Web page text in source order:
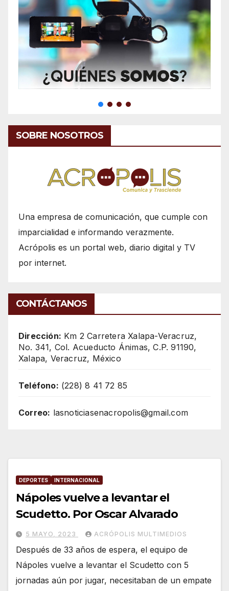
SOBRE NOSOTROS
Una empresa de comunicación, que cumple con
imparcialidad e informando verazmente.
Acrópolis es un portal web, diario digital y TV
por internet.
CONTÁCTANOS
Dirección: Km 2 Carretera Xalapa-Veracruz,
No. 341, Col. Acueducto Ánimas, C.P. 91190,
Xalapa, Veracruz, México
Teléfono: (228) 8 41 72 85
Correo: lasnoticiasenacropolis@gmail.com
DEPORTES INTERNACIONAL
Nápoles vuelve a levantar el
Scudetto. Por Oscar Alvarado
5 MAYO, 2023 ACRÓPOLIS MULTIMEDIOS
Después de 33 años de espera, el equipo de
Nápoles vuelve a levantar el Scudetto con 5
jornadas aún por jugar, necesitaban de un empate